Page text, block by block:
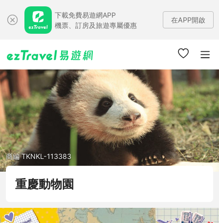
下載免費易遊網APP
機票、訂房及旅遊專屬優惠
在APP開啟
商編 TKNKL-113383
重慶動物園